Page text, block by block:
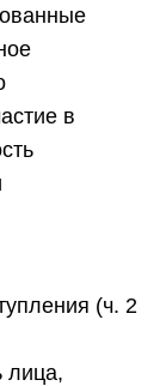
в
(ч. 2
лица,